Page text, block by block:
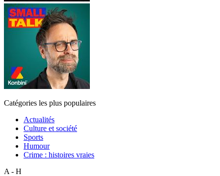
Catégories les plus populaires
Actualités
Culture et société
Sports
Humour
Crime : histoires vraies
A - H